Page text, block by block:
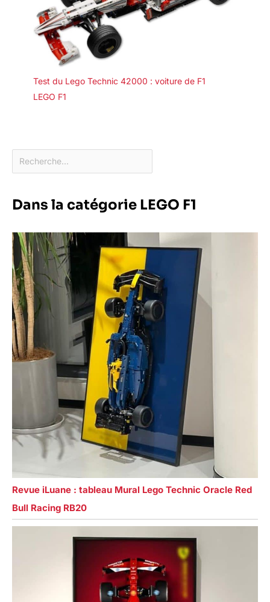
Test du Lego Technic 42000 : voiture de F1
LEGO F1
Dans la catégorie LEGO F1
Revue iLuane : tableau Mural Lego Technic Oracle Red
Bull Racing RB20